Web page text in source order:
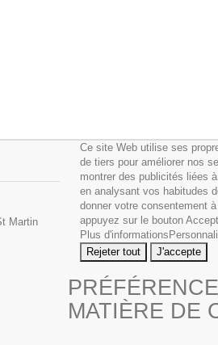
Martin
Ce site Web utilise ses
de tiers pour améliorer nos
montrer des publicités liées
en analysant vos habitudes
donner votre consentement
appuyez sur le bouton
Plus d'informations
Rejeter tout
J'accepte
MATIÈRE DE